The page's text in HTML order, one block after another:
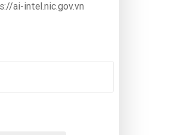
ai-intel.nic.gov.vn